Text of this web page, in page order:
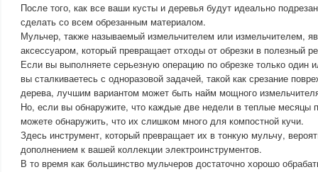
После того, как все ваши кусты и деревья будут идеально
сделать со всем обрезанным материалом.
Мульчер, также называемый измельчителем или измельчителем,
аксессуаром, который превращает отходы от обрезки в полезный
Если вы выполняете серьезную операцию по обрезке только один
вы сталкиваетесь с одноразовой задачей, такой как срезание
дерева, лучшим вариантом может быть найм мощного
Но, если вы обнаружите, что каждые две недели в теплые месяцы
можете обнаружить, что их слишком много для компостной кучи.
Здесь инструмент, который превращает их в тонкую мульчу,
дополнением к вашей коллекции электроинструментов.
В то время как большинство мульчеров достаточно хорошо